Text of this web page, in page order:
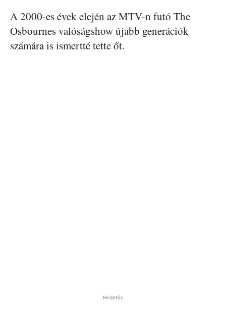
A 2000-es évek elején az MTV-n futó The
Osbournes valóságshow újabb generációk
számára is ismertté tette őt.
Hirdetés